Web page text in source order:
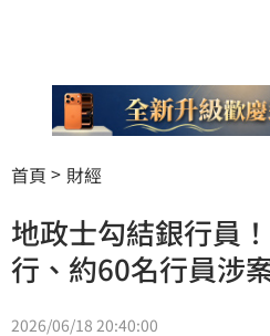
首頁 財經
地政士勾結銀行員
行、約60名行員涉
2026/06/18 20:40:00